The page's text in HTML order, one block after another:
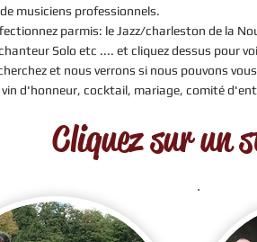
musiciens professionnels.
parmis: le Jazz/charleston de la
Solo etc .... et cliquez dessus pour
et nous verrons si nous pouvons
d'honneur, cocktail, mariage, comité
Cliquez sur un